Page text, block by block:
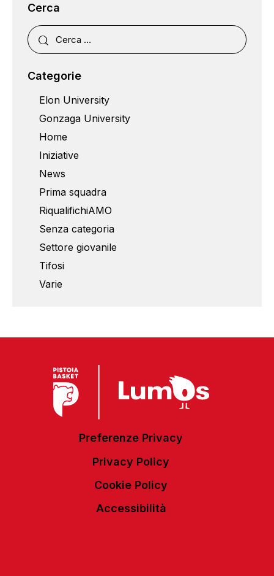
Cerca
Categorie
Elon University
Gonzaga University
Home
Iniziative
News
Prima squadra
RiqualifichiAMO
Senza categoria
Settore giovanile
Tifosi
Varie
Preferenze Privacy
Privacy Policy
Cookie Policy
Accessibilità